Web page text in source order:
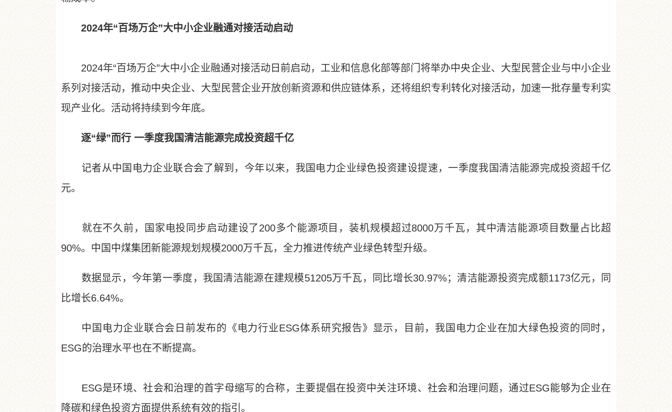
2024年“百场万企”大中小企业融通对接活动启动
2024年“百场万企”大中小企业融通对接活动日前启动，工业和信息化部等部门将举办中央企业、大型民营企业与中小企业
系列对接活动，推动中央企业、大型民营企业开放创新资源和供应链体系，还将组织专利转化对接活动，加速一批存量专利实
现产业化。活动将持续到今年底。
逐“绿”而行 一季度我国清洁能源完成投资超千亿
记者从中国电力企业联合会了解到，今年以来，我国电力企业绿色投资建设提速，一季度我国清洁能源完成投资超千亿
元。
就在不久前，国家电投同步启动建设了200多个能源项目，装机规模超过8000万千瓦，其中清洁能源项目数量占比超
90%。中国中煤集团新能源规划规模2000万千瓦，全力推进传统产业绿色转型升级。
数据显示，今年第一季度，我国清洁能源在建规模51205万千瓦，同比增长30.97%；清洁能源投资完成额1173亿元，同
比增长6.64%。
中国电力企业联合会日前发布的《电力行业ESG体系研究报告》显示，目前，我国电力企业在加大绿色投资的同时，
ESG的治理水平也在不断提高。
ESG是环境、社会和治理的首字母缩写的合称，主要提倡在投资中关注环境、社会和治理问题，通过ESG能够为企业在
降碳和绿色投资方面提供系统有效的指引。